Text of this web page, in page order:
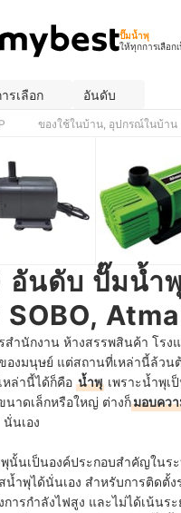
ปั๊มน้ำพุ
ให้ทุกการเลือก
รเลือก อันดับ
ของใช้ในบ้าน, อุปกรณ์ในบ้าน
อันดับ ปั๊มน้ำ
SOBO,
สำนักงาน ห้างสรรพสินค้า โรง
องมนุษย์ แต่สถานที่เหล่านี้ล้วน
หล่านี้ได้ก็คือ น้ำพุ เพราะน้ำพุเ
นาดเล็กหรือใหญ่ ต่างก็มอบคว
นั่นเอง
นั้นเป็นองค์ประกอบสำคัญในร
น้ำพุได้นั่นเอง สำหรับการติดตั้
การกำลังไฟสูง และไม่ได้เน้นร